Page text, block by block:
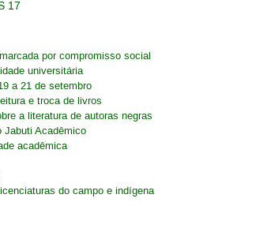
17
por compromisso social
universitária
a 21 de setembro
e troca de livros
a literatura de autoras negras
Jabuti Acadêmico
acadêmica
do campo e indígena